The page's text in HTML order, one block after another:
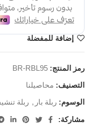
إضافة للمفضلة
رمز المنتج: BR-RBL95
التصنيف: محاصيلنا
الوسوم: ربلة بار , ربلة
مشاركة: